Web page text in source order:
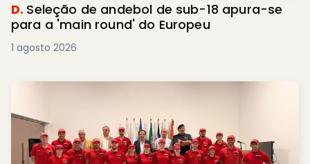
D. Seleção de andebol de sub-18 apura-se
para a 'main round' do Europeu
1 agosto 2026